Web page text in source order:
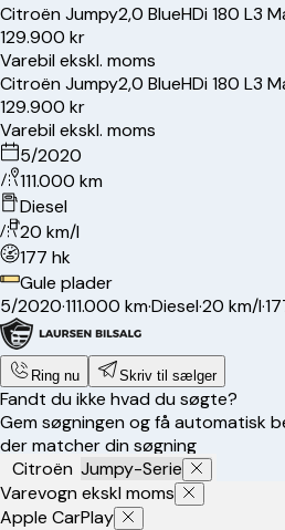
CitroënJumpy2,0 BlueHDi 180 L3
129.900 kr
Varebil ekskl. moms
CitroënJumpy2,0 BlueHDi 180 L3
129.900 kr
Varebil ekskl. moms
5/2020
111.000 km
Diesel
20 km/l
177 hk
Gule plader
5/2020·111.000 km·Diesel·20 km/l·
Ring nu Skriv til sælger
Fandt du ikke hvad du søgte?
Gem søgningen og få automatisk
der matcher din søgning
Citroën Jumpy-Serie
Varevogn ekskl moms
Apple CarPlay